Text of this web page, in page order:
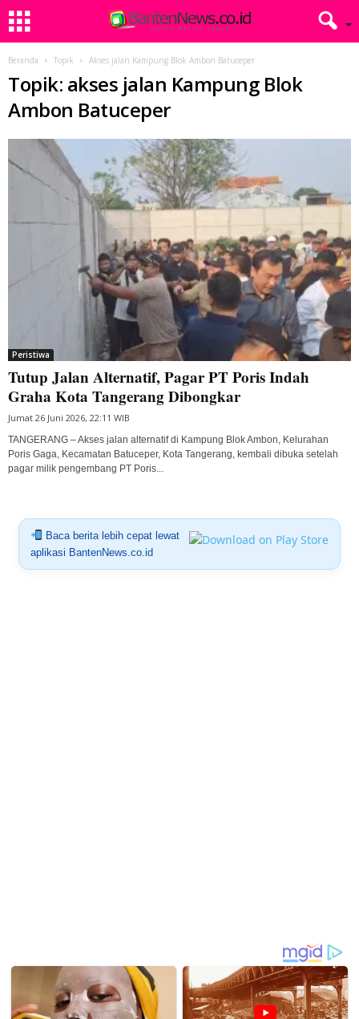
Beranda Topik Akses jalan Kampung Blok Ambon Batuceper
Topik: akses jalan Kampung Blok
Ambon Batuceper
Peristiwa
Tutup Jalan Alternatif, Pagar PT Poris Indah
Graha Kota Tangerang Dibongkar
Jumat 26 Juni 2026, 22:11 WIB
TANGERANG – Akses jalan alternatif di Kampung Blok Ambon, Kelurahan
Poris Gaga, Kecamatan Batuceper, Kota Tangerang, kembali dibuka setelah
pagar milik pengembang PT Poris...
Baca berita lebih cepat lewat
aplikasi BantenNews.co.id